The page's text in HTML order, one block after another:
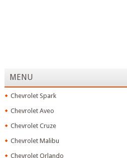
MENU
Chevrolet Spark
Chevrolet Aveo
Chevrolet Cruze
Chevrolet Malibu
Chevrolet Orlando